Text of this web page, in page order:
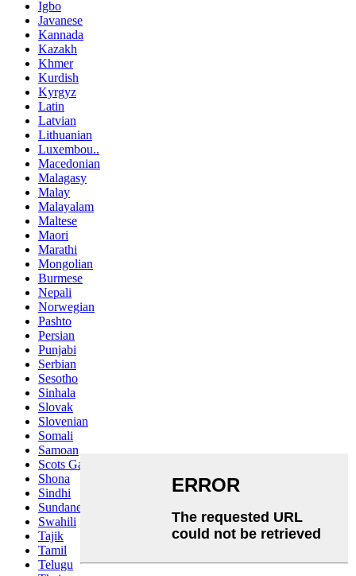
Igbo
Javanese
Kannada
Kazakh
Khmer
Kurdish
Kyrgyz
Latin
Latvian
Lithuanian
Luxembou..
Macedonian
Malagasy
Malay
Malayalam
Maltese
Maori
Marathi
Mongolian
Burmese
Nepali
Norwegian
Pashto
Persian
Punjabi
Serbian
Sesotho
Sinhala
Slovak
Slovenian
Somali
Samoan
Scots Gaelic
Shona
Sindhi
Sundanese
Swahili
Tajik
Tamil
Telugu